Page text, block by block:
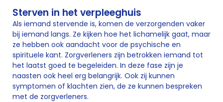
Sterven in het verpleeghuis
Als iemand stervende is, komen de verzorgenden vaker
bij iemand langs. Ze kijken hoe het lichamelijk gaat, maar
ze hebben ook aandacht voor de psychische en
spirituele kant. Zorgverleners zijn betrokken iemand tot
het laatst goed te begeleiden. In deze fase zijn je
naasten ook heel erg belangrijk. Ook zij kunnen
symptomen of klachten zien, de ze kunnen bespreken
met de zorgverleners.